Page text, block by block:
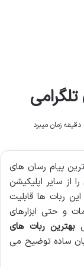
پیام رسان های
از سایر اپلیکیشن
ربات ها قابلیت
و حتی ابزارهای
بهترین ربات های
ساده توضیح می